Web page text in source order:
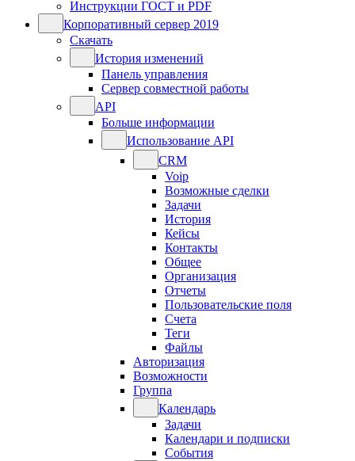
Инструкции ГОСТ и PDF
Корпоративный сервер 2019
Скачать
История изменений
Панель управления
Сервер совместной работы
API
Больше информации
Использование API
CRM
Voip
Возможные сделки
Задачи
История
Кейсы
Контакты
Общее
Организация
Отчеты
Пользовательские поля
Счета
Теги
Файлы
Авторизация
Возможности
Группа
Календарь
Задачи
Календари и подписки
События